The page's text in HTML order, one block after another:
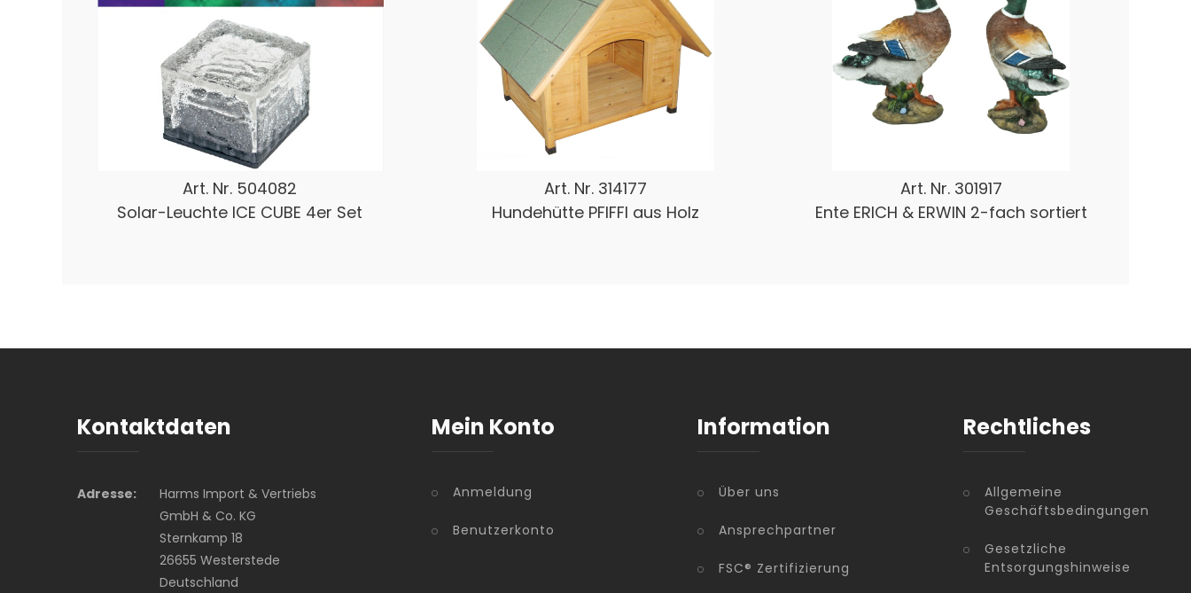
Art. Nr. 504082
Solar-Leuchte ICE CUBE 4er Set
Art. Nr. 314177
Hundehütte PFIFFI aus Holz
Art. Nr. 301917
Ente ERICH & ERWIN 2-fach sortiert
Kontaktdaten
Adresse:
Harms Import & Vertriebs
GmbH & Co. KG
Sternkamp 18
26655 Westerstede
Deutschland
Mein Konto
Anmeldung
Benutzerkonto
Information
Über uns
Ansprechpartner
FSC® Zertifizierung
Rechtliches
Allgemeine
Geschäftsbedingungen
Gesetzliche
Entsorgungshinweise